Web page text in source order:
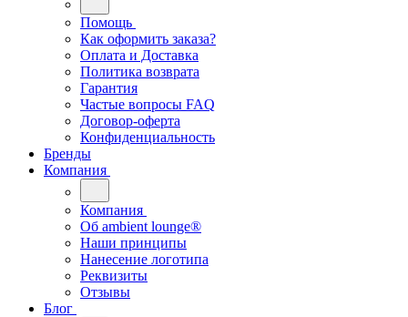
Помощь
Как оформить заказа?
Оплата и Доставка
Политика возврата
Гарантия
Частые вопросы FAQ
Договор-оферта
Конфиденциальность
Бренды
Компания
Компания
Oб ambient lounge®
Наши принципы
Нанесение логотипа
Реквизиты
Отзывы
Блог